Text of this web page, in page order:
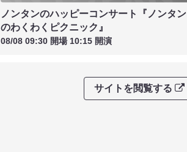
ノンタンのハッピーコンサート『ノンタン
のわくわくピクニック』
08/08 09:30 開場 10:15 開演
サイトを閲覧する